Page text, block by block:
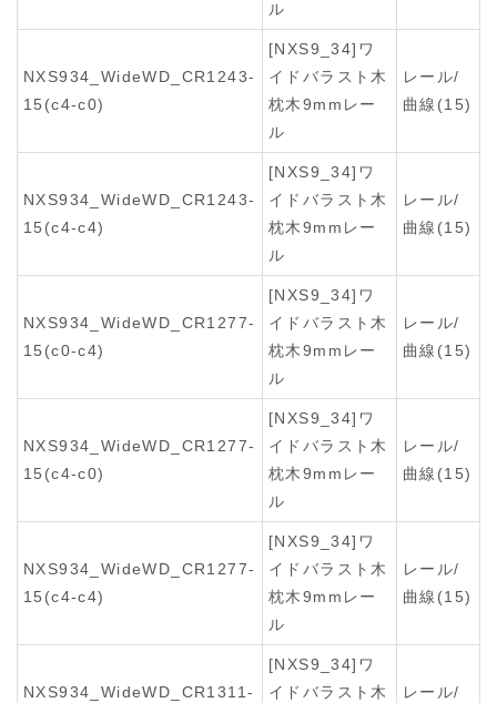
ル
NXS934_WideWD_CR1243-
15(c4-c0)
[NXS9_34]ワ
イドバラスト木
枕木9mmレー
ル
レール/
曲線(15)
NXS934_WideWD_CR1243-
15(c4-c4)
[NXS9_34]ワ
イドバラスト木
枕木9mmレー
ル
レール/
曲線(15)
NXS934_WideWD_CR1277-
15(c0-c4)
[NXS9_34]ワ
イドバラスト木
枕木9mmレー
ル
レール/
曲線(15)
NXS934_WideWD_CR1277-
15(c4-c0)
[NXS9_34]ワ
イドバラスト木
枕木9mmレー
ル
レール/
曲線(15)
NXS934_WideWD_CR1277-
15(c4-c4)
[NXS9_34]ワ
イドバラスト木
枕木9mmレー
ル
レール/
曲線(15)
NXS934_WideWD_CR1311-
[NXS9_34]ワ
イドバラスト木
レール/